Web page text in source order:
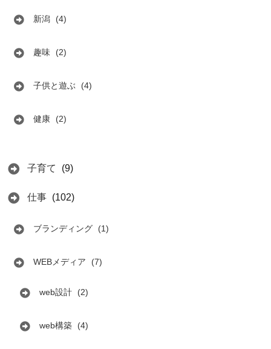
新潟 (4)
趣味 (2)
子供と遊ぶ (4)
健康 (2)
子育て (9)
仕事 (102)
ブランディング (1)
WEBメディア (7)
web設計 (2)
web構築 (4)